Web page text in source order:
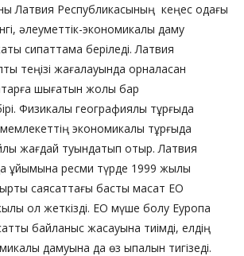
Латвия Республикасының кеңес одағы
әлеуметтік-экономикалық даму
сипаттама беріледі. Латвия
теңізі жағалауында орналасқан
шығатын жолы бар
Физикалық географиялық тұрғыда
экономикалық тұрғыда
жағдай туындатып отыр. Латвия
ұйымына ресми түрде 1999 жылы
саясаттағы басты мақсат ЕО
қол жеткізді. ЕО мүше болу Еуропа
байланыс жасауына тиімді, елдің
дамуына да өз ықпалын тигізеді.